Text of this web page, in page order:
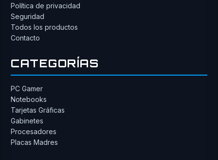
Política de privacidad
Seguridad
Todos los productos
Contacto
CATEGORÍAS
PC Gamer
Notebooks
Tarjetas Gráficas
Gabinetes
Procesadores
Placas Madres